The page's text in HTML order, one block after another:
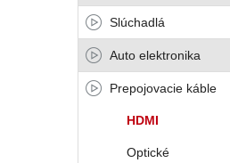
Slúchadlá
Auto elektronika
Prepojovacie káble
HDMI
Optické